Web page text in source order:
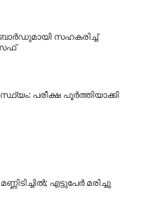
സഹകരിച്ച്
പരീക്ഷ പൂർത്തിയാക്കി
എട്ടുപേർ മരിച്ചു